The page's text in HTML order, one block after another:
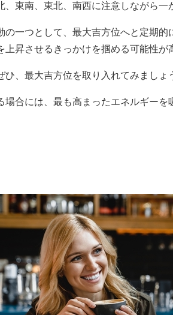
、東南、東北、南西に注意しながら一
の一つとして、最大吉方位へと定期的
上昇させるきっかけを掴める可能性が
ひ、最大吉方位を取り入れてみましょ
場合には、最も高まったエネルギーを